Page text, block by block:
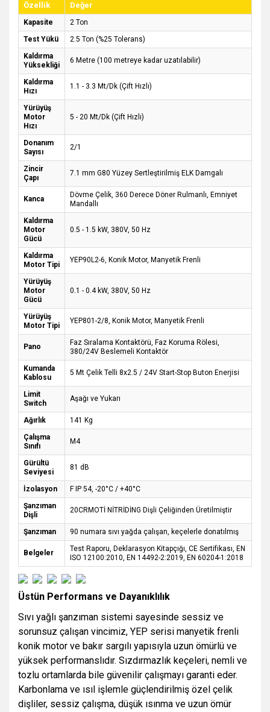
Özellik Değer
Kapasite
2 Ton
Test Yükü
2.5 Ton (%25 Tolerans)
Kaldırma
Yüksekliği
6 Metre (100 metreye kadar uzatılabilir)
Kaldırma
Hızı
1.1 - 3.3 Mt/Dk (Çift Hızlı)
Yürüyüş
Motor
Hızı
5 - 20 Mt/Dk (Çift Hızlı)
Donanım
Sayısı
2/1
Zincir
Çapı
7.1 mm G80 Yüzey Sertleştirilmiş ELK Damgalı
Kanca
Dövme Çelik, 360 Derece Döner Rulmanlı, Emniyet
Mandallı
Kaldırma
Motor
Gücü
0.5 - 1.5 kW, 380V, 50 Hz
Kaldırma
Motor Tipi
YEP90L2-6, Konik Motor, Manyetik Frenli
Yürüyüş
Motor
Gücü
0.1 - 0.4 kW, 380V, 50 Hz
Yürüyüş
Motor Tipi
YEP801-2/8, Konik Motor, Manyetik Frenli
Pano
Faz Sıralama Kontaktörü, Faz Koruma Rölesi,
380/24V Beslemeli Kontaktör
Kumanda
Kablosu
5 Mt Çelik Telli 8x2.5 / 24V Start-Stop Buton Enerjisi
Limit
Switch
Aşağı ve Yukarı
Ağırlık
141 Kg
Çalışma
Sınıfı
M4
Gürültü
Seviyesi
81 dB
İzolasyon
F IP 54, -20°C / +40°C
Şanzıman
Dişli
20CRMOTİ NİTRİDİNG Dişli Çeliğinden Üretilmiştir
Şanzıman 90 numara sıvı yağda çalışan, keçelerle donatılmış
Belgeler
Test Raporu, Deklarasyon Kitapçığı, CE Sertifikası, EN
ISO 12100:2010, EN 14492-2:2019, EN 60204-1:2018
Üstün Performans ve Dayanıklılık
Sıvı yağlı şanzıman sistemi sayesinde sessiz ve
sorunsuz çalışan vincimiz, YEP serisi manyetik frenli
konik motor ve bakır sargılı yapısıyla uzun ömürlü ve
yüksek performanslıdır. Sızdırmazlık keçeleri, nemli ve
tozlu ortamlarda bile güvenilir çalışmayı garanti eder.
Karbonlama ve ısıl işlemle güçlendirilmiş özel çelik
dişliler, sessiz çalışma, düşük ısınma ve uzun ömür